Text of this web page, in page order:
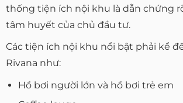
thống tiện ích nội khu là dẫn chứng
tâm huyết của chủ đầu tư.
Các tiện ích nội khu nổi bật phải kể
Rivana như:
Hồ bơi người lớn và hồ bơi trẻ em